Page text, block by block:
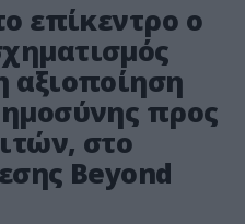
επίκεντρο ο
προς
στο
Beyond